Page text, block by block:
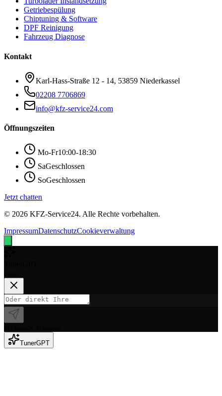
Getriebespülung
Chiptuning & Software
DPF Reinigung
Fahrzeug Diagnose
Kontakt
Karl-Hass-Straße 12 - 14, 53859 Niederkassel
02208 7706869
info@kfz-service24.com
Öffnungszeiten
Mo-Fr10:00-18:30
SaGeschlossen
SoGeschlossen
Jetzt chatten
© 2026 KFZ-Service24. Alle Rechte vorbehalten.
ImpressumDatenschutzCookieverwaltung
TunerGPT